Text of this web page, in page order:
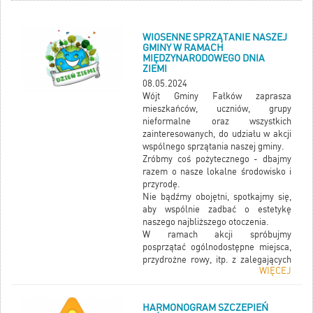
WIOSENNE SPRZĄTANIE NASZEJ
GMINY W RAMACH
MIĘDZYNARODOWEGO DNIA
ZIEMI
08.05.2024
Wójt Gminy Fałków zaprasza
mieszkańców, uczniów, grupy
nieformalne oraz wszystkich
zainteresowanych, do udziału w akcji
wspólnego sprzątania naszej gminy.
Zróbmy coś pożytecznego - dbajmy
razem o nasze lokalne środowisko i
przyrodę.
Nie bądźmy obojętni, spotkajmy się,
aby wspólnie zadbać o estetykę
naszego najbliższego otoczenia.
W ramach akcji spróbujmy
posprzątać ogólnodostępne miejsca,
przydrożne rowy, itp. z zalegających
różnego rodzaju pozostawionych
koordynatorom grup, dla których
WIĘCEJ
HARMONOGRAM SZCZEPIEŃ